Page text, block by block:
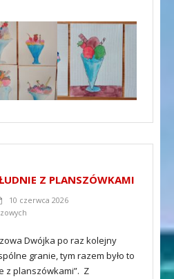
Z PLANSZÓWKAMI
10 czerwca 2026
Dwójka po raz kolejny
granie, tym razem było to
z planszówkami”. Z